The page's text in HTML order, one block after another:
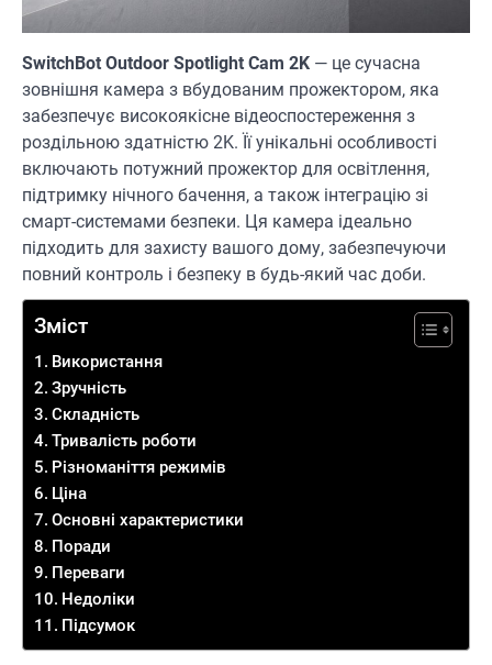
SwitchBot Outdoor Spotlight Cam 2K — це сучасна
зовнішня камера з вбудованим прожектором, яка
забезпечує високоякісне відеоспостереження з
роздільною здатністю 2K. Її унікальні особливості
включають потужний прожектор для освітлення,
підтримку нічного бачення, а також інтеграцію зі
смарт-системами безпеки. Ця камера ідеально
підходить для захисту вашого дому, забезпечуючи
повний контроль і безпеку в будь-який час доби.
Зміст
Використання
Зручність
Складність
Тривалість роботи
Різноманіття режимів
Ціна
Основні характеристики
Поради
Переваги
Недоліки
Підсумок